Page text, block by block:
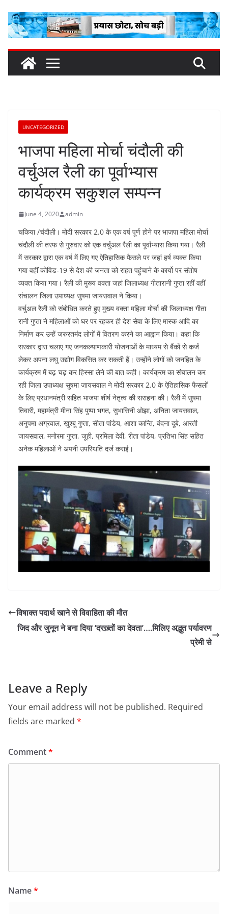
content
UNCATEGORIZED
भाजपा महिला मोर्चा चंदौली की
वर्चुअल रैली का पूर्वाभ्यास
कार्यक्रम सकुशल सम्पन्न
June 4, 2020 admin
चकिया /चंदौली। मोदी सरकार 2.0 के एक वर्ष पूर्ण होने पर भाजपा महिला मोर्चा
चंदौली की तरफ से गुरुवार को एक वर्चुअल रैली का पूर्वाभ्यास किया गया। रैली
में सरकार द्वारा एक वर्ष में लिए गए ऐतिहासिक फैसले पर जहां हर्ष व्यक्त किया
गया वहीं कोविड-19 से देश की जनता को राहत पहुंचाने के कार्यो पर संतोष
व्यक्त किया गया। रैली की मुख्य वक्ता जहां जिलाध्यक्ष गीतारानी गुप्ता रहीं वहीं
संचालन जिला उपाध्यक्ष सुषमा जायसवाल ने किया।
वर्चुअल रैली को संबोधित करते हुए मुख्य वक्ता महिला मोर्चा की जिलाध्यक्ष गीता
रानी गुप्ता ने महिलाओं को घर पर रहकर ही देश सेवा के लिए मास्क आदि का
निर्माण कर उन्हें जरुरतमंद लोगों में वितरण करने का आह्वान किया। कहा कि
सरकार द्वारा चलाए गए जनकल्याणकारी योजनाओं के माध्यम से बैंकों से कर्ज
लेकर अपना लघु उद्योग विकसित कर सकती हैं। उन्होंने लोगों को जनहित के
कार्यक्रम में बढ़ चढ़ कर हिस्सा लेने की बात कही। कार्यक्रम का संचालन कर
रही जिला उपाध्यक्ष सुषमा जायसवाल ने मोदी सरकार 2.0 के ऐतिहासिक फैसलों
के लिए प्रधानमंत्री सहित भाजपा शीर्ष नेतृत्व की सराहना की। रैली में सुषमा
तिवारी, महामंत्री मीना सिंह पुष्पा भगत, सुभासिनी ओझा, अनिता जायसवाल,
अनुपमा अग्रवाल, खुश्बू गुप्ता, सीता पांडेय, आशा कान्ति, वंदना दूबे, आरती
जायसवाल, मनोरमा गुप्ता, जूही, प्रमिला देवी, रीता पांडेय, प्रतिभा सिंह सहित
अनेक महिलाओं ने अपनी उपस्थिति दर्ज कराई।
विषाक्त पदार्थ खाने से विवाहिता की मौत
जिद और जुनून ने बना दिया ‘दरख़्तों का देवता’….मिलिए अद्भुत पर्यावरण
प्रेमी से
Leave a Reply
Your email address will not be published. Required
fields are marked *
Comment*
Name*